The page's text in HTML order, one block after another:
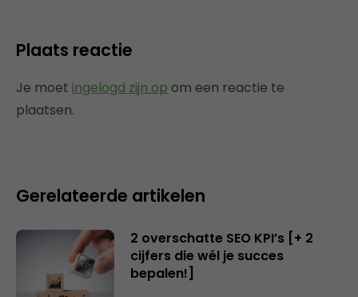
Plaats reactie
Je moet ingelogd zijn op om een reactie te
plaatsen.
Gerelateerde artikelen
2 overschatte SEO KPI’s [+ 2
cijfers die wél je succes
bepalen!]